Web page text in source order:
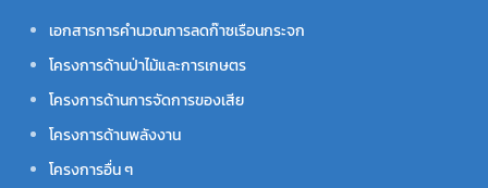
เอกสารการคำนวณการลดก๊าซเรือนกระจก
โครงการด้านป่าไม้และการเกษตร
โครงการด้านการจัดการของเสีย
โครงการด้านพลังงาน
โครงการอื่น ๆ